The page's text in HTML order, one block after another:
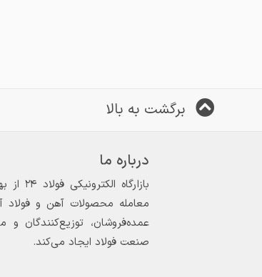
برگشت به بالا
درباره ما
معامله محصولات آهن و فولاد
عمده‌فروشان، توزیع‌کنندگان
صنعت فولاد ایجاد می‌کند.